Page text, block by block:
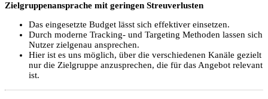
Zielgruppenansprache mit geringen Streuverlusten
Das eingesetzte Budget lässt sich effektiver einsetzen.
Durch moderne Tracking- und Targeting Methoden lassen sich
Nutzer zielgenau ansprechen.
Hier ist es uns möglich, über die verschiedenen Kanäle gezielt
nur die Zielgruppe anzusprechen, die für das Angebot relevant
ist.